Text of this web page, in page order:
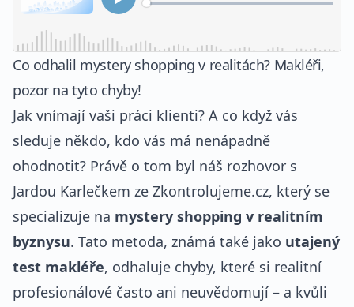
Co odhalil mystery shopping v realitách? Makléři,
pozor na tyto chyby!
Jak vnímají vaši práci klienti? A co když vás
sleduje někdo, kdo vás má nenápadně
ohodnotit? Právě o tom byl náš rozhovor s
Jardou Karlečkem ze Zkontrolujeme.cz, který se
specializuje na mystery shopping v realitním
byznysu. Tato metoda, známá také jako utajený
test makléře, odhaluje chyby, které si realitní
profesionálové často ani neuvědomují – a kvůli